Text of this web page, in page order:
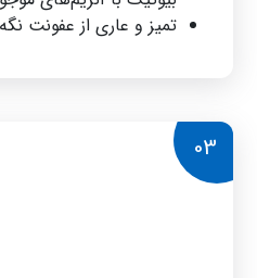
تمیز و عاری از عفونت
03